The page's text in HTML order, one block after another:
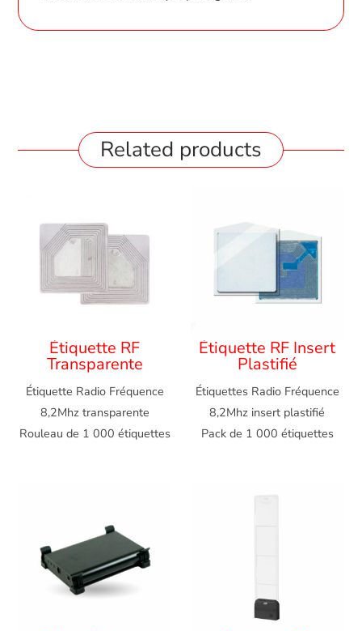
Related products
Étiquette RF
Transparente
Étiquette Radio Fréquence
8,2Mhz transparente
Rouleau de 1 000 étiquettes
Étiquette RF Insert
Plastifié
Étiquettes Radio Fréquence
8,2Mhz insert plastifié
Pack de 1 000 étiquettes